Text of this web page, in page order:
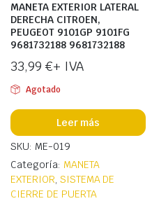
MANETA EXTERIOR LATERAL
DERECHA CITROEN,
PEUGEOT 9101GP 9101FG
9681732188 9681732188
33,99 €+ IVA
Agotado
Leer más
SKU: ME-019
Categoría: MANETA
EXTERIOR, SISTEMA DE
CIERRE DE PUERTA